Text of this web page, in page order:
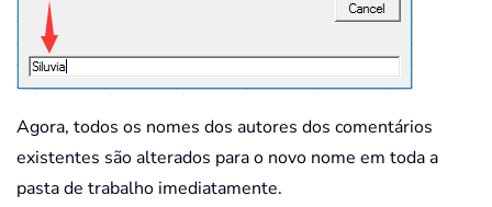
Agora, todos os nomes dos autores dos comentários
existentes são alterados para o novo nome em toda a
pasta de trabalho imediatamente.